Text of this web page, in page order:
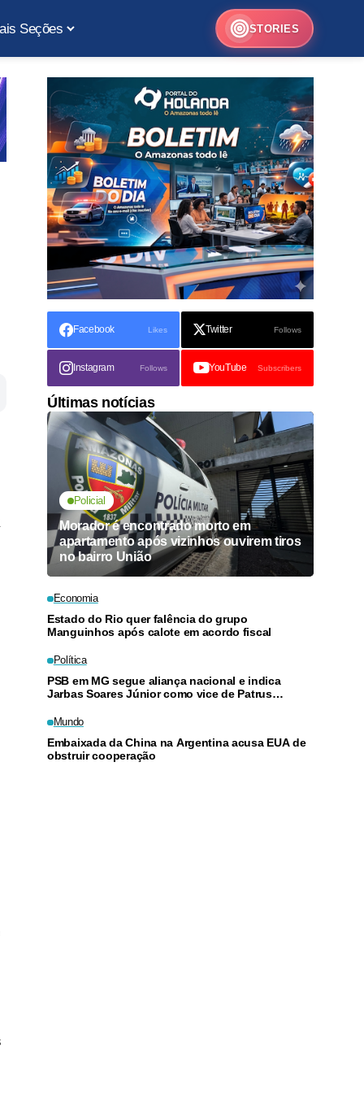
Seções STORIES
Facebook Likes Twitter Follows
Instagram Follows YouTube Subscribers
Últimas notícias
Policial
Morador é encontrado morto em
apartamento após vizinhos ouvirem tiros
no bairro União
Economia
Estado do Rio quer falência do grupo
Manguinhos após calote em acordo fiscal
Política
PSB em MG segue aliança nacional e indica
Jarbas Soares Júnior como vice de Patrus
Mundo
Embaixada da China na Argentina acusa EUA de
obstruir cooperação